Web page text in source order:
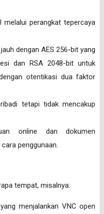
perangkat tepercaya
dengan AES 256-bit yang
dan RSA 2048-bit untuk
otentikasi dua faktor
tetapi tidak mencakup
online dan dokumen
penggunaan.
tempat, misalnya:
menjalankan VNC open